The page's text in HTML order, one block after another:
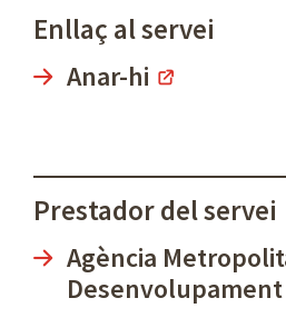
Enllaç al servei
Anar-hi
Prestador del servei
Agència
Desenvolupament